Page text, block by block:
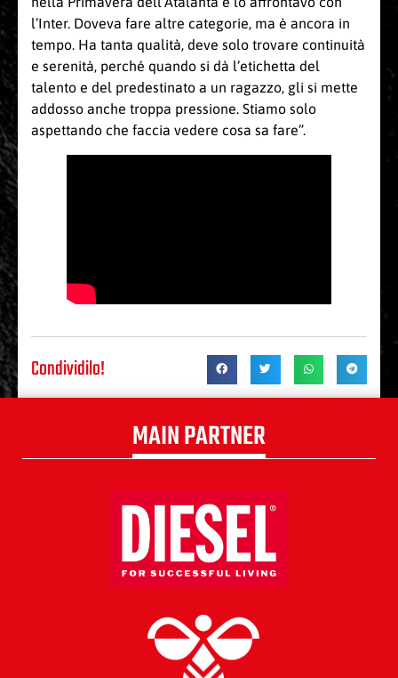
l’Inter. Doveva fare altre categorie, ma è ancora in
tempo. Ha tanta qualità, deve solo trovare continuità
e serenità, perché quando si dà l’etichetta del
talento e del predestinato a un ragazzo, gli si mette
addosso anche troppa pressione. Stiamo solo
aspettando che faccia vedere cosa sa fare”.
Condividilo!
MAIN PARTNER